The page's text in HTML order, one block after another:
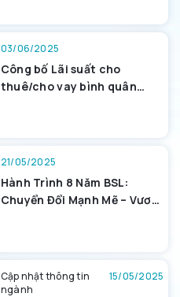
03/06/2025
Công bố Lãi suất cho
thuê/cho vay bình quân
21/05/2025
Hành Trình 8 Năm BSL:
Chuyển Đổi Mạnh Mẽ – Vươn
Cập nhật thông tin
ngành
15/05/2025